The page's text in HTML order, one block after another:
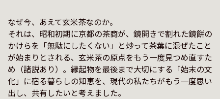
なぜ今、あえて玄米茶なのか。
それは、昭和初期に京都の茶商が、鏡開きで割れた鏡餅の
かけらを「無駄にしたくない」と炒って茶葉に混ぜたこと
が始まりとされる、玄米茶の原点をもう一度見つめ直すた
め（諸説あり）。縁起物を最後まで大切にする「始末の文
化」に宿る暮らしの知恵を、現代の私たちがもう一度思い
出し、共有したいと考えました。